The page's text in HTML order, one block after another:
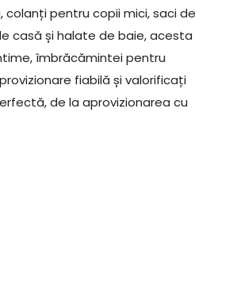
pentru copii mici, saci de
casă și halate de baie, acesta
îmbrăcămintei pentru
fiabilă și valorificați
de la aprovizionarea cu